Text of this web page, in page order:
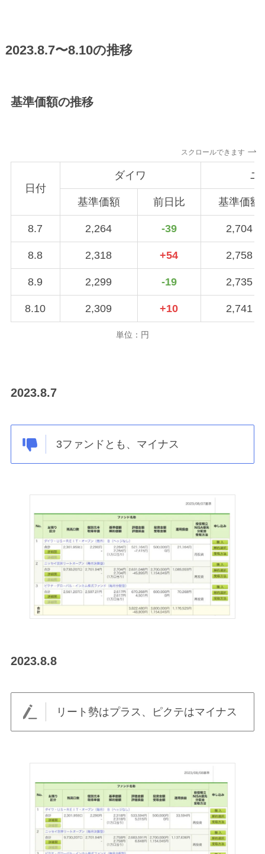
2023.8.7〜8.10の推移
基準価額の推移
スクロールできます
日付
ダイワ ニ
基準価額 前日比 基準価額
8.7 2,264 -39 2,704
8.8 2,318 +54 2,758
8.9 2,299 -19 2,735
8.10 2,309 +10 2,741
単位：円
2023.8.7
3ファンドとも、マイナス
2023.8.8
リート勢はプラス、ピクテはマイナス